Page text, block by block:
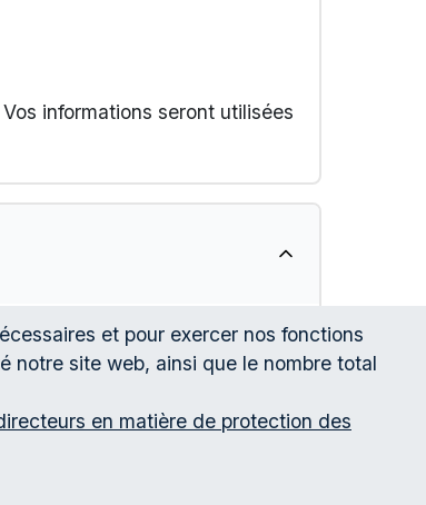
informations seront utilisées
le
et pour exercer nos fonctions
notre site web, ainsi que le nombre total
en matière de protection des